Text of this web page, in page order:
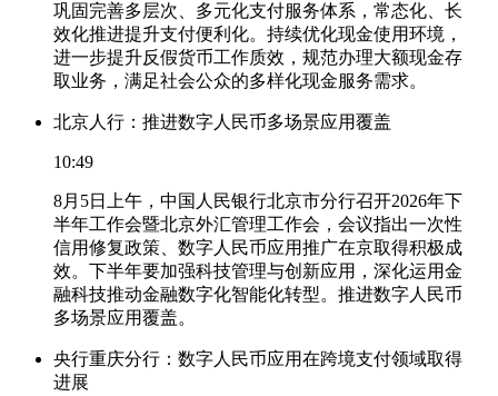
巩固完善多层次、多元化支付服务体系，常态化、长
效化推进提升支付便利化。持续优化现金使用环境，
进一步提升反假货币工作质效，规范办理大额现金存
取业务，满足社会公众的多样化现金服务需求。
北京人行：推进数字人民币多场景应用覆盖
10:49
8月5日上午，中国人民银行北京市分行召开2026年下
半年工作会暨北京外汇管理工作会，会议指出一次性
信用修复政策、数字人民币应用推广在京取得积极成
效。下半年要加强科技管理与创新应用，深化运用金
融科技推动金融数字化智能化转型。推进数字人民币
多场景应用覆盖。
央行重庆分行：数字人民币应用在跨境支付领域取得
进展